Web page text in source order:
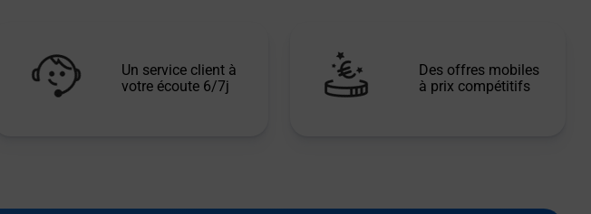
Un service client à
votre écoute 6/7j
Des offres mobiles
à prix compétitifs